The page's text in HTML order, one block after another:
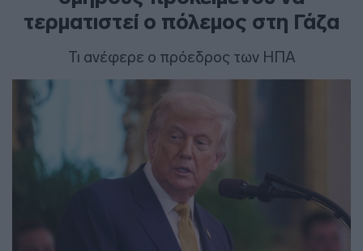
τερματιστεί ο πόλεμος στη Γάζα
Τι ανέφερε ο πρόεδρος των ΗΠΑ